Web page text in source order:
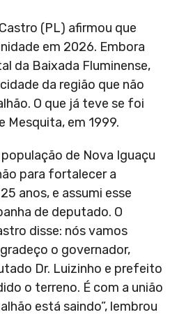
(PL) afirmou que
em 2026. Embora
da Baixada Fluminense,
da região que não
O que já teve se foi
Mesquita, em 1999.
de Nova Iguaçu
para fortalecer a
anos, e assumi esse
de deputado. O
disse: nós vamos
o governador,
Dr. Luizinho e prefeito
o terreno. É com a união
está saindo”, lembrou